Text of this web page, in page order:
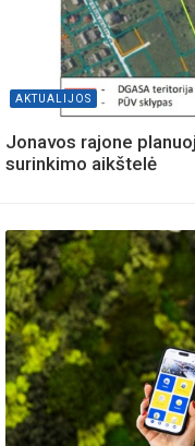
AKTUALIJOS
Jonavos rajone
surinkimo aikštelė